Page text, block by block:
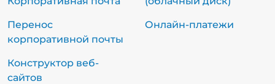
Перенос
корпоративной почты
Конструктор веб-
сайтов
Онлайн-платежи